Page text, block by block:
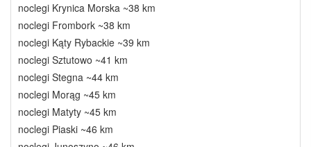
noclegi Krynica Morska ~38 km
noclegi Frombork ~38 km
noclegi Kąty Rybackie ~39 km
noclegi Sztutowo ~41 km
noclegi Stegna ~44 km
noclegi Morąg ~45 km
noclegi Matyty ~45 km
noclegi Piaski ~46 km